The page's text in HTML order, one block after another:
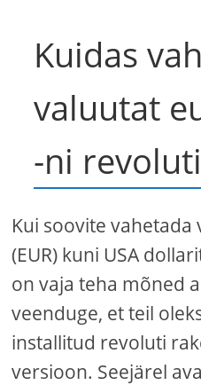
Kuidas
valuutat
-ni
Kui soovite
(EUR) kuni USA
on vaja teha mõned
veenduge, et teil
installitud revoluti
versioon. Seejärel